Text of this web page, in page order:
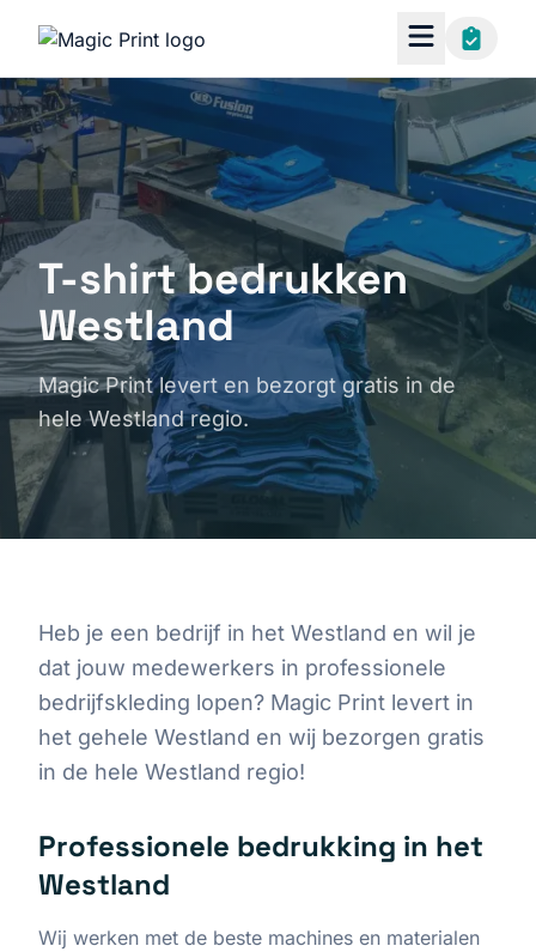
T-shirt bedrukken
Westland
Magic Print levert en bezorgt gratis in de
hele Westland regio.
Heb je een bedrijf in het Westland en wil je
dat jouw medewerkers in professionele
bedrijfskleding lopen? Magic Print levert in
het gehele Westland en wij bezorgen gratis
in de hele Westland regio!
Professionele bedrukking in het
Westland
Wij werken met de beste machines en materialen